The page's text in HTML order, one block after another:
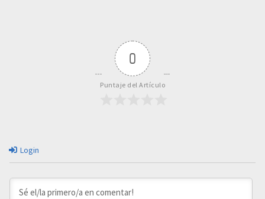
0
Puntaje del Artículo
Login